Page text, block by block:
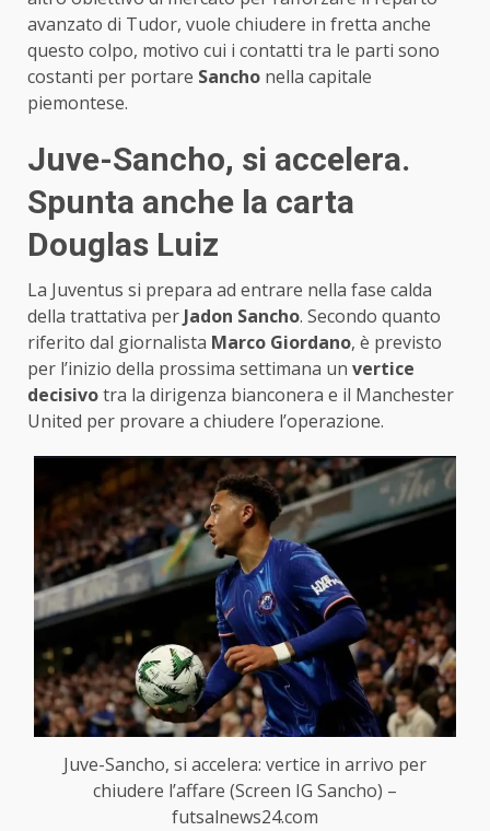
avanzato di Tudor, vuole chiudere in fretta anche
questo colpo, motivo cui i contatti tra le parti sono
costanti per portare Sancho nella capitale
piemontese.
Juve-Sancho, si accelera.
Spunta anche la carta
Douglas Luiz
La Juventus si prepara ad entrare nella fase calda
della trattativa per Jadon Sancho. Secondo quanto
riferito dal giornalista Marco Giordano, è previsto
per l’inizio della prossima settimana un vertice
decisivotra la dirigenza bianconera e il Manchester
United per provare a chiudere l’operazione.
Juve-Sancho, si accelera: vertice in arrivo per
chiudere l’affare (Screen IG Sancho) –
futsalnews24.com